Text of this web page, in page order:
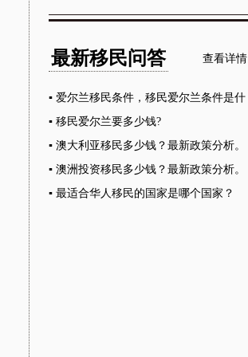
最新移民问答 查看详情
▪ 爱尔兰移民条件，移民爱尔兰条件是什
么？
▪ 移民爱尔兰要多少钱?
▪ 澳大利亚移民多少钱？最新政策分析。
▪ 澳洲投资移民多少钱？最新政策分析。
▪ 最适合华人移民的国家是哪个国家？